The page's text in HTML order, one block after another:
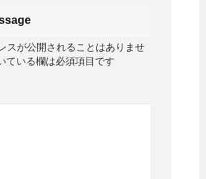
スが公開されることはありませ
ている欄は必須項目です